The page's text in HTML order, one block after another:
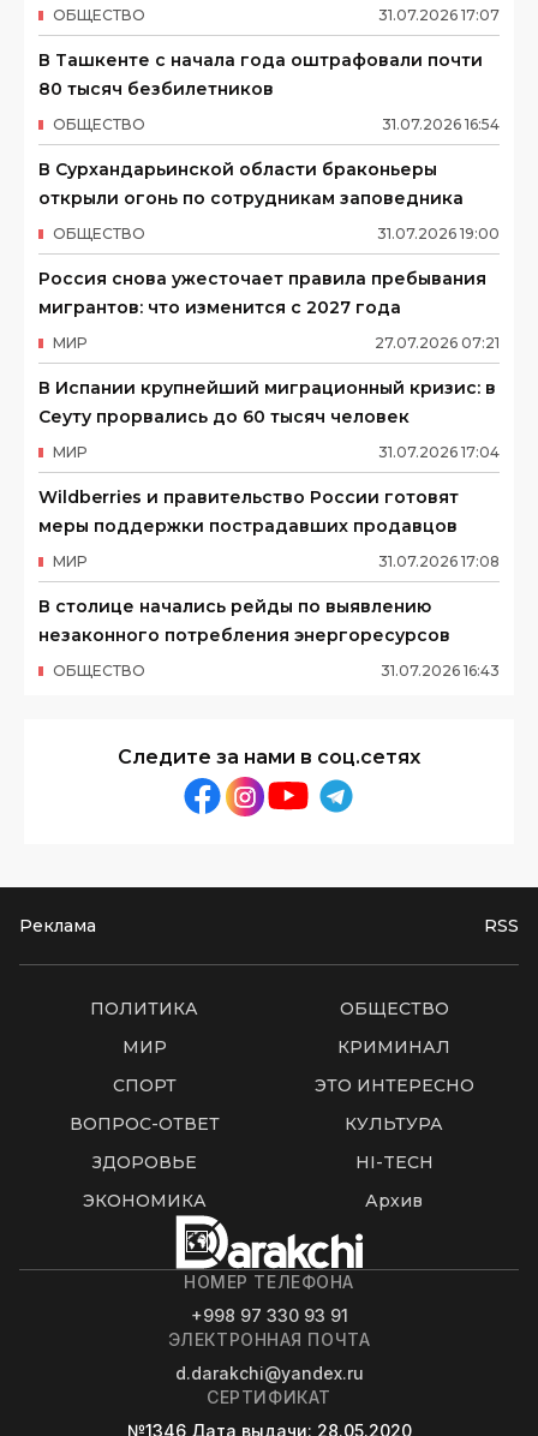
31.07.2026 17:07
ОБЩЕСТВО
В Ташкенте с начала года оштрафовали почти
80 тысяч безбилетников
31.07.2026 16:54
ОБЩЕСТВО
В Сурхандарьинской области браконьеры
открыли огонь по сотрудникам заповедника
31.07.2026 19:00
ОБЩЕСТВО
Россия снова ужесточает правила пребывания
мигрантов: что изменится с 2027 года
27.07.2026 07:21
МИР
В Испании крупнейший миграционный кризис: в
Сеуту прорвались до 60 тысяч человек
31.07.2026 17:04
МИР
Wildberries и правительство России готовят
меры поддержки пострадавших продавцов
31.07.2026 17:08
МИР
В столице начались рейды по выявлению
незаконного потребления энергоресурсов
31.07.2026 16:43
ОБЩЕСТВО
Следите за нами в соц.сетях
Реклама RSS
ПОЛИТИКА
ОБЩЕСТВО
МИР
КРИМИНАЛ
СПОРТ
ЭТО ИНТЕРЕСНО
ВОПРОС-ОТВЕТ
КУЛЬТУРА
ЗДОРОВЬЕ
HI-TECH
ЭКОНОМИКА
Архив
НОМЕР ТЕЛЕФОНА
+998 97 330 93 91
ЭЛЕКТРОННАЯ ПОЧТА
d.darakchi@yandex.ru
СЕРТИФИКАТ
№1346 Дата выдачи: 28.05.2020